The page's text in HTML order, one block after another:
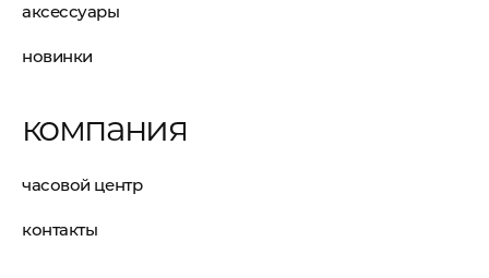
аксессуары
новинки
компания
часовой центр
контакты